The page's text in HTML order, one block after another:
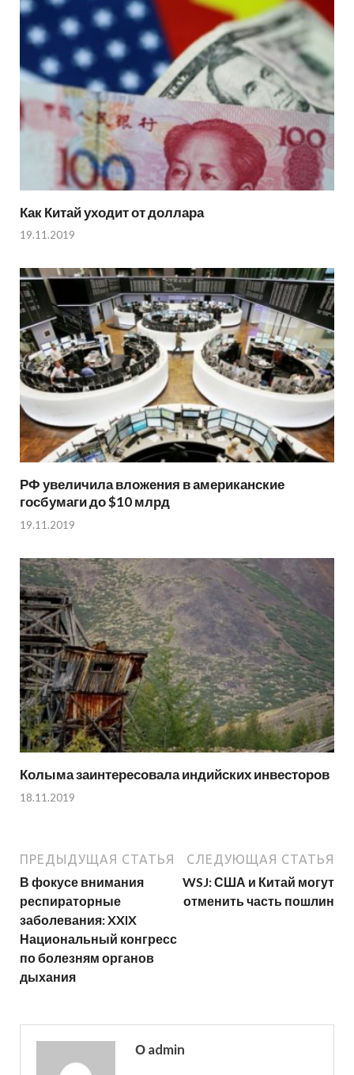
Как Китай уходит от доллара
19.11.2019
РФ увеличила вложения в американские
госбумаги до $10 млрд
19.11.2019
Колыма заинтересовала индийских инвесторов
18.11.2019
ПРЕДЫДУЩАЯ СТАТЬЯ
В фокусе внимания
респираторные
заболевания: XXIX
Национальный конгресс
по болезням органов
дыхания
СЛЕДУЮЩАЯ СТАТЬЯ
WSJ: США и Китай могут
отменить часть пошлин
О admin